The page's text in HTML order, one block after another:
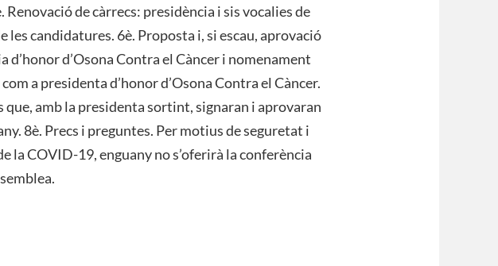
Renovació de càrrecs: presidència i sis vocalies de
les candidatures. 6è. Proposta i, si escau, aprovació
d’honor d’Osona Contra el Càncer i nomenament
a presidenta d’honor d’Osona Contra el Càncer.
que, amb la presidenta sortint, signaran i aprovaran
8è. Precs i preguntes. Per motius de seguretat i
la COVID-19, enguany no s’oferirà la conferència